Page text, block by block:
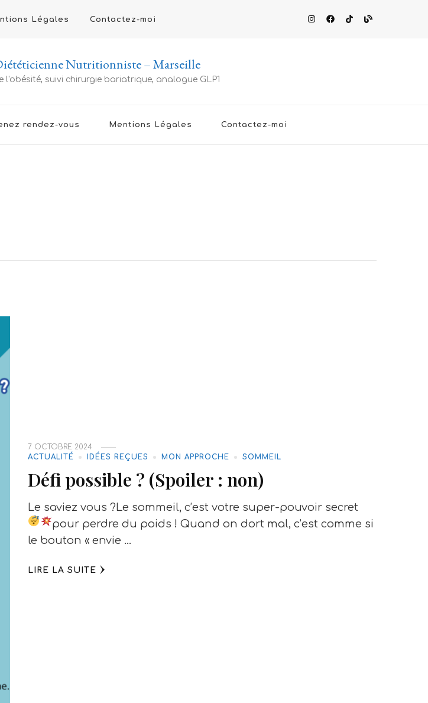
Légales Contactez-moi
Nutritionniste – Marseille
suivi chirurgie bariatrique, analogue GLP1
rendez-vous Mentions Légales Contactez-moi
7 OCTOBRE 2024
ACTUALITÉ
IDÉES REÇUES MON APPROCHE SOMMEIL
Défi possible ? (Spoiler : non)
Le saviez vous ?Le sommeil, c’est votre super-pouvoir secret
pour perdre du poids ! Quand on dort mal, c’est comme si
le bouton « envie …
LIRE LA SUITE